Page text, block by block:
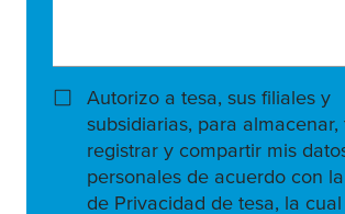
Autorizo a tesa, sus filiales y
subsidiarias, para almacenar,
registrar y compartir mis
personales de acuerdo con
de Privacidad de tesa, la